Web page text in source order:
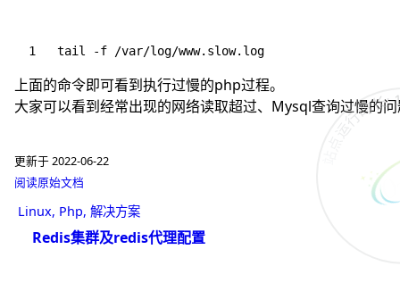
tail -f /var/log/www.slow.log
上面的命令即可看到执行过慢的php过程。
大家可以看到经常出现的网络读取超过、Mysql查询过慢的
更新于 2022-06-22
阅读原始文档
Linux Php 解决方案
Redis集群及redis代理配置
站点运行时